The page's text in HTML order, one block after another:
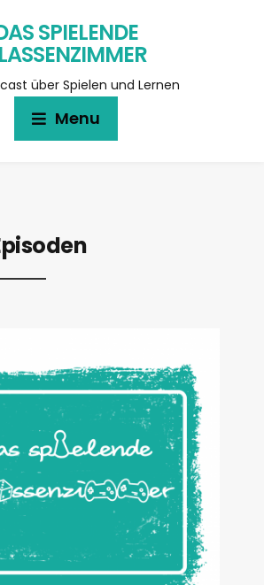
SPIELENDE
über Spielen und Lernen
Menu